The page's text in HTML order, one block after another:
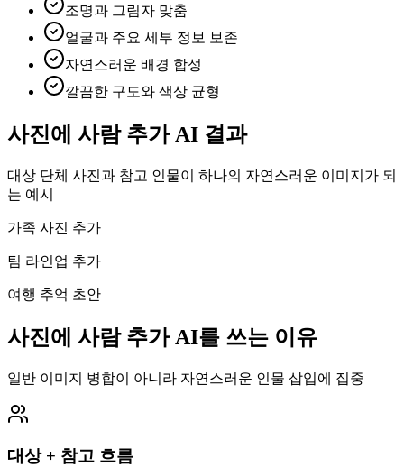
조명과 그림자 맞춤
얼굴과 주요 세부 정보 보존
자연스러운 배경 합성
깔끔한 구도와 색상 균형
사진에 사람 추가 AI 결과
대상 단체 사진과 참고 인물이 하나의 자연스러운 이미지가 되
는 예시
가족 사진 추가
팀 라인업 추가
여행 추억 초안
사진에 사람 추가 AI를 쓰는 이유
일반 이미지 병합이 아니라 자연스러운 인물 삽입에 집중
대상 + 참고 흐름